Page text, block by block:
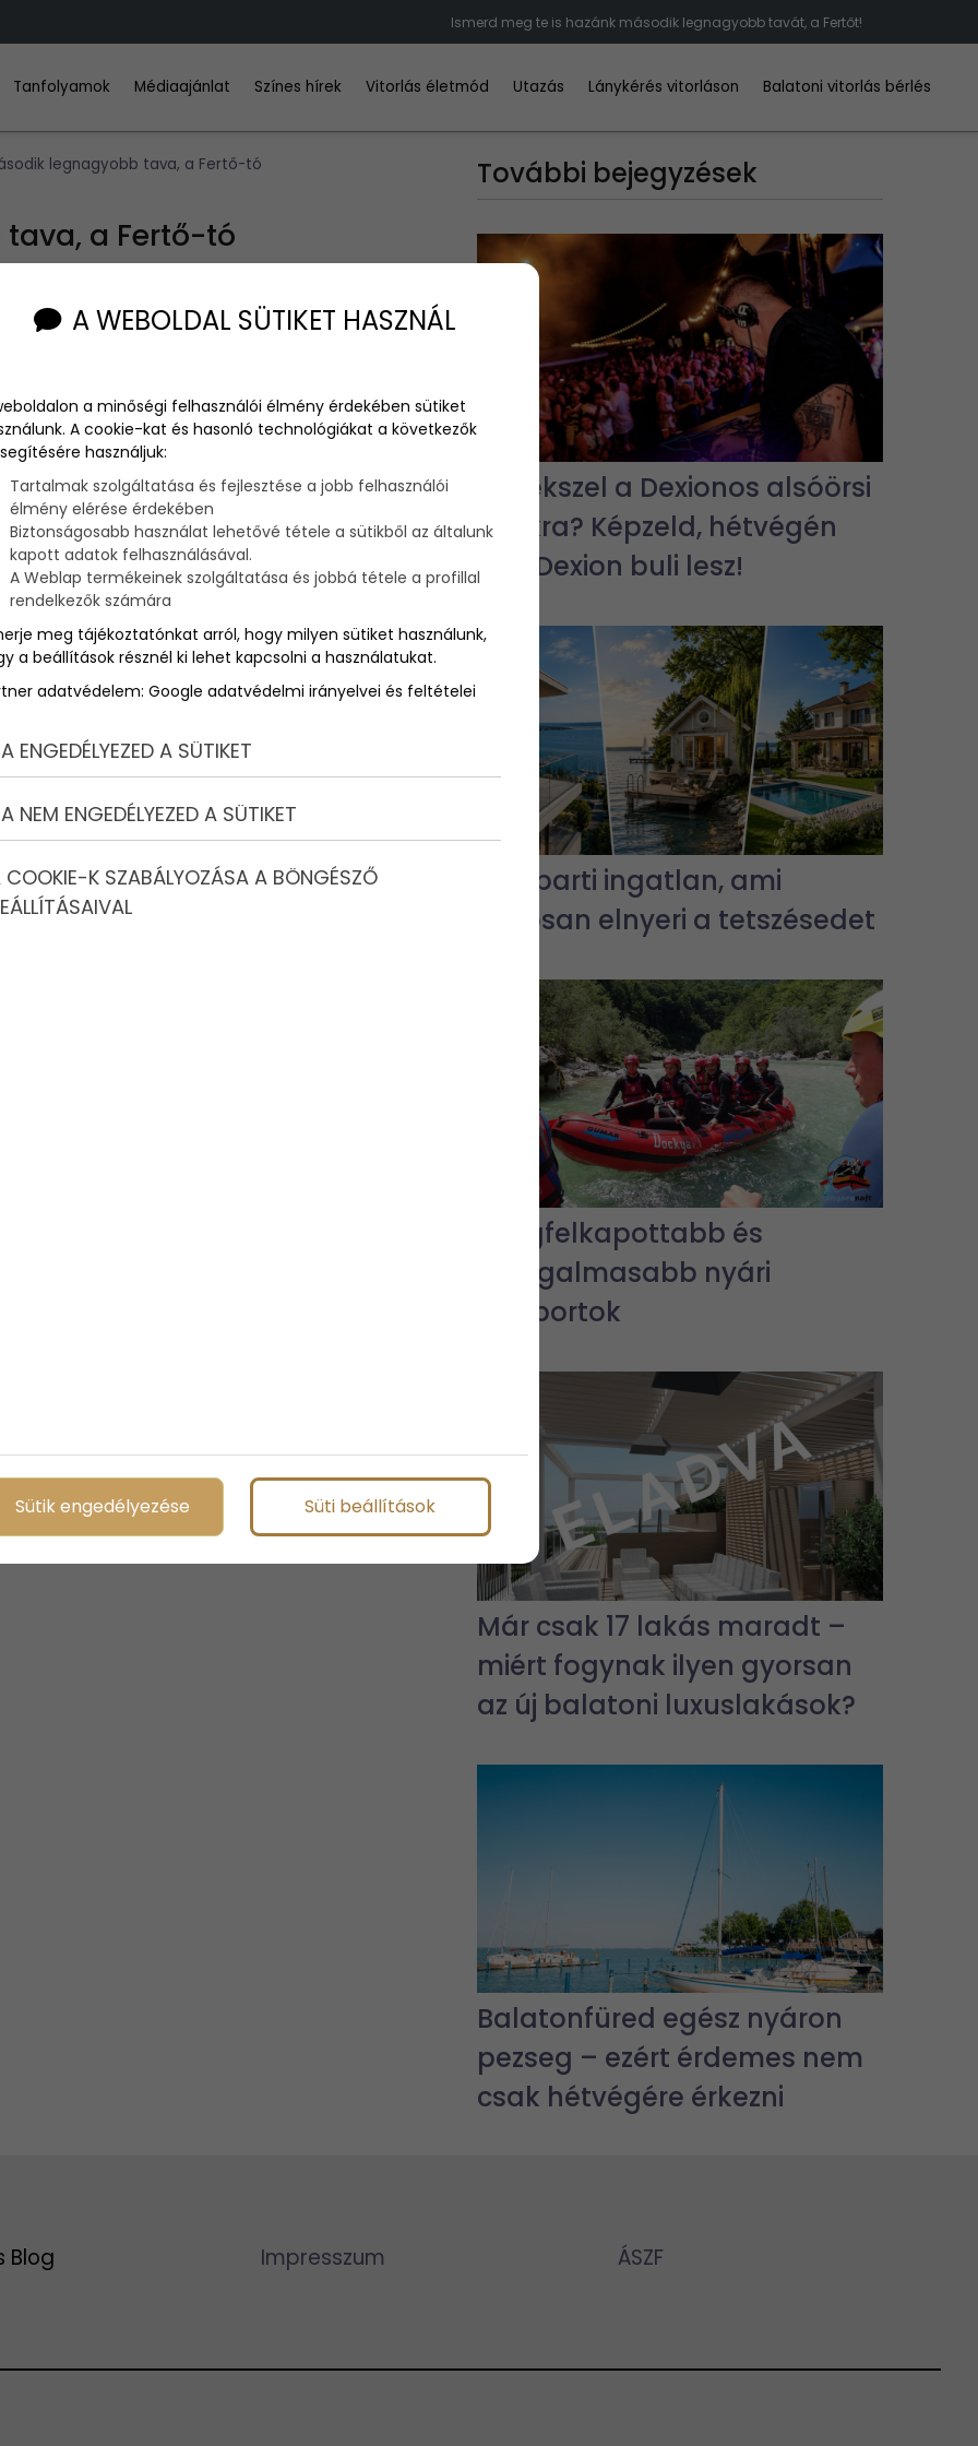
Ismerd meg te is hazánk második legnagyobb tavát, a Fertőt!
Tanfolyamok Médiaajánlat Színes hírek Vitorlás életmód Utazás Lánykérés vitorláson Balatoni vitorlás bérlés
legnagyobb tava, a Fertő-tó
a Fertő-tó
lefolyástalan is, és Sopron közelében található, hazánk
bár mára már eléggé elavult lett ez a kifejezés, de a
a 4/5-ét, az osztrákénak pedig több, mint a felét nád fedi
hogy már az újkőkorban lakott volt a környéke, akkor
a negyedik században, ám hamar megtelt újra vízzel,
s legkeskenyebb része a közepe volt, ahol vámot
is bizonyítékul szolgál számunkra.
vize folyamatosan apad, eredeti partjait elhagyja,
után hagyott iszap olya életveszélyes volt, hogy senki
volna benne.
felszántották, és gazdasági épületeket húztak ide, pedig
volt, hiszen a patakok vize is elapadt, melyek
a Vulka folyó táplálja, iszapjában pedig nagyon sok
így eshet meg az is, hogy keleti partvidéke nagyon
sincsen, 100-200 évente mindig kiszárad, de volt már
69), így összesen öt falut is teljesen elnyelt.
700 pár madár él itt, akárcsak a kanalas gém, és a
közülük pedig nem egy fokozottan védett is.
értékünké is!
További bejegyzések
Emlékszel a Dexionos alsóörsi
bulikra? Képzeld, hétvégén
újra Dexion buli lesz!
3 vízparti ingatlan, ami
biztosan elnyeri a tetszésedet
A legfelkapottabb és
legizgalmasabb nyári
vízisportok
Már csak 17 lakás maradt –
miért fogynak ilyen gyorsan
az új balatoni luxuslakások?
Balatonfüred egész nyáron
pezseg – ezért érdemes nem
csak hétvégére érkezni
Blog Impresszum ÁSZF
A WEBOLDAL SÜTIKET HASZNÁL
a minőségi felhasználói élmény érdekében sütiket
A cookie-kat és hasonló technológiákat a következők
használjuk:
Tartalmak szolgáltatása és fejlesztése a jobb felhasználói
élmény elérése érdekében
Biztonságosabb használat lehetővé tétele a sütikből az általunk
kapott adatok felhasználásával.
A Weblap termékeinek szolgáltatása és jobbá tétele a profillal
rendelkezők számára
meg tájékoztatónkat arról, hogy milyen sütiket használunk,
a beállítások résznél ki lehet kapcsolni a használatukat.
adatvédelem: Google adatvédelmi irányelvei és feltételei
ENGEDÉLYEZED A SÜTIKET
NEM ENGEDÉLYEZED A SÜTIKET
COOKIE-K SZABÁLYOZÁSA A BÖNGÉSZŐ
Sütik engedélyezése Süti beállítások